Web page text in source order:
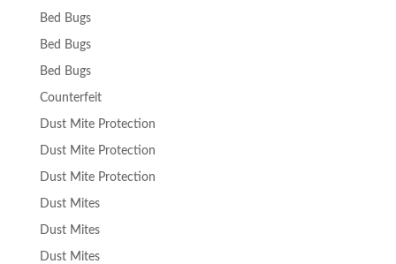
Bed Bugs
Bed Bugs
Bed Bugs
Counterfeit
Dust Mite Protection
Dust Mite Protection
Dust Mite Protection
Dust Mites
Dust Mites
Dust Mites